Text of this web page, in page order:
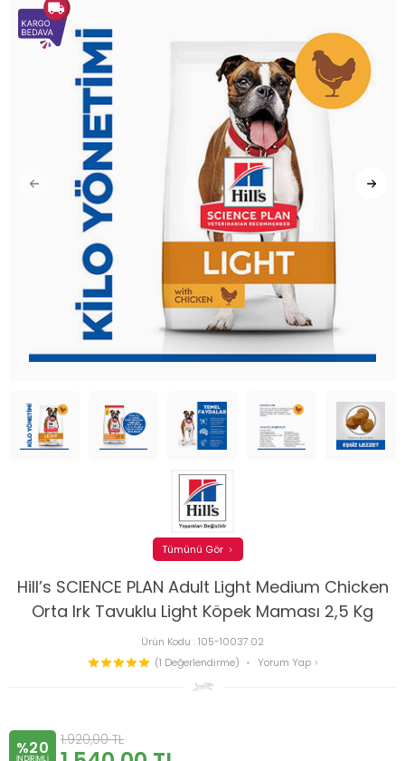
Hill’s SCIENCE PLAN Adult Light Medium Chicken
Orta Irk Tavuklu Light Köpek Maması 2,5 Kg
Ürün Kodu :105-10037.02
(1 Değerlendirme)
Yorum Yap
Tümünü Gör
%20
INDIRIMLI
1.920,00TL